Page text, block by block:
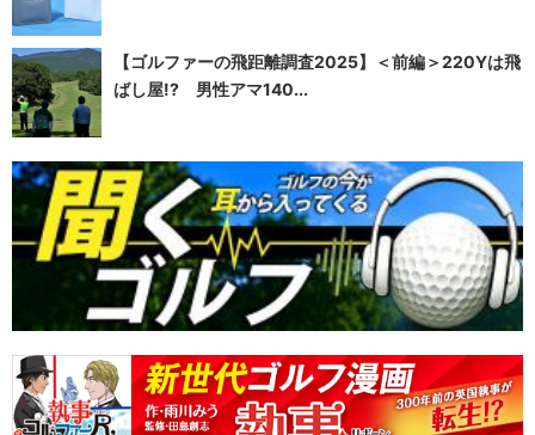
【ゴルファーの飛距離調査2025】＜前編＞220Yは飛
ばし屋!? 男性アマ140...